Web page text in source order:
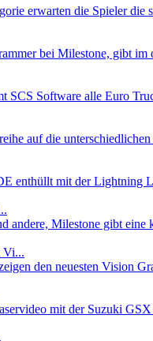
erwarten die Spieler die
bei Milestone, gibt im
SCS Software alle Euro
auf die
enthüllt mit der Lightning
andere, Milestone gibt eine
Vi...
den neuesten Vision
mit der Suzuki